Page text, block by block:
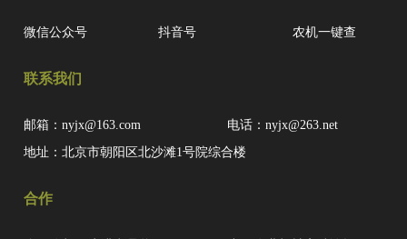
微信公众号 抖音号 农机一键查
联系我们
邮箱：nyjx@163.com
电话：nyjx@263.net
地址：北京市朝阳区北沙滩1号院综合楼
合作